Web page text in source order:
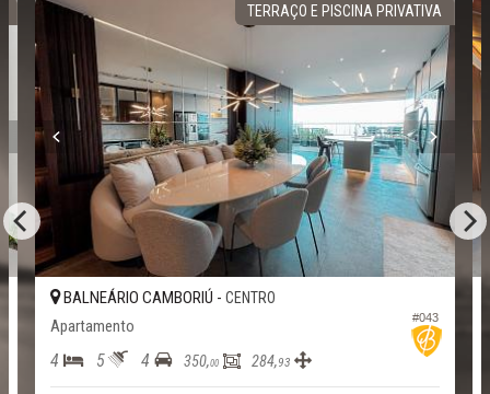
TERRAÇO E PISCINA PRIVATIVA
#043
BALNEÁRIO CAMBORIÚ -CENTRO
Apartamento
4 5 4 350,00 284,93